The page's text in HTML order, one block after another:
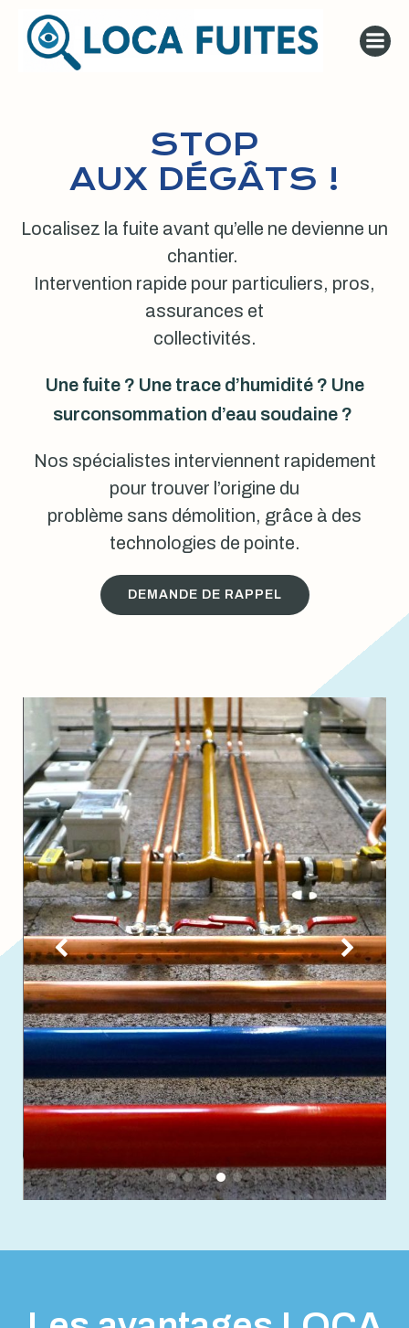
au
contenu
STOP
AUX DÉGÂTS !
Localisez la fuite avant qu’elle ne devienne un
chantier.
Intervention rapide pour particuliers, pros,
assurances et
collectivités.
Une fuite ? Une trace d’humidité ? Une
surconsommation d’eau soudaine ?
Nos spécialistes interviennent rapidement
pour trouver l’origine du
problème sans démolition, grâce à des
technologies de pointe.
DEMANDE DE RAPPEL